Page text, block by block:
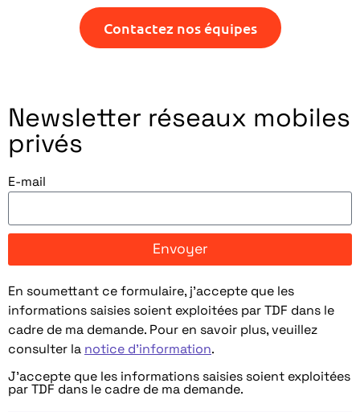
Contactez nos équipes
Newsletter réseaux mobiles
privés
E-mail
Envoyer
En soumettant ce formulaire, j’accepte que les
informations saisies soient exploitées par TDF dans le
cadre de ma demande. Pour en savoir plus, veuillez
consulter la notice d’information.
J’accepte que les informations saisies soient exploitées
par TDF dans le cadre de ma demande.